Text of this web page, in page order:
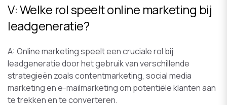
V: Welke rol speelt online marketing bij
leadgeneratie?
A: Online marketing speelt een cruciale rol bij
leadgeneratie door het gebruik van verschillende
strategieën zoals contentmarketing, social media
marketing en e-mailmarketing om potentiële klanten aan
te trekken en te converteren.